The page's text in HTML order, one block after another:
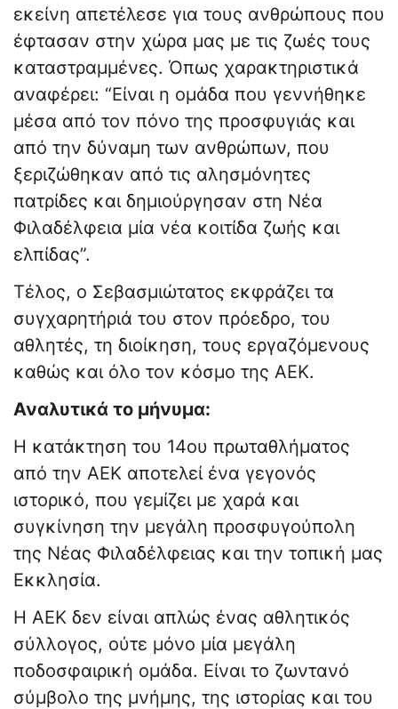
εκείνη απετέλεσε για τους ανθρώπους που
έφτασαν στην χώρα μας με τις ζωές τους
καταστραμμένες. Όπως χαρακτηριστικά
αναφέρει: “Είναι η ομάδα που γεννήθηκε
μέσα από τον πόνο της προσφυγιάς και
από την δύναμη των ανθρώπων, που
ξεριζώθηκαν από τις αλησμόνητες
πατρίδες και δημιούργησαν στη Νέα
Φιλαδέλφεια μία νέα κοιτίδα ζωής και
ελπίδας”.
Τέλος, ο Σεβασμιώτατος εκφράζει τα
συγχαρητήριά του στον πρόεδρο, του
αθλητές, τη διοίκηση, τους εργαζόμενους
καθώς και όλο τον κόσμο της ΑΕΚ.
Αναλυτικά το μήνυμα:
Η κατάκτηση του 14ου πρωταθλήματος
από την ΑΕΚ αποτελεί ένα γεγονός
ιστορικό, που γεμίζει με χαρά και
συγκίνηση την μεγάλη προσφυγούπολη
της Νέας Φιλαδέλφειας και την τοπική μας
Εκκλησία.
Η ΑΕΚ δεν είναι απλώς ένας αθλητικός
σύλλογος, ούτε μόνο μία μεγάλη
ποδοσφαιρική ομάδα. Είναι το ζωντανό
σύμβολο της μνήμης, της ιστορίας και του